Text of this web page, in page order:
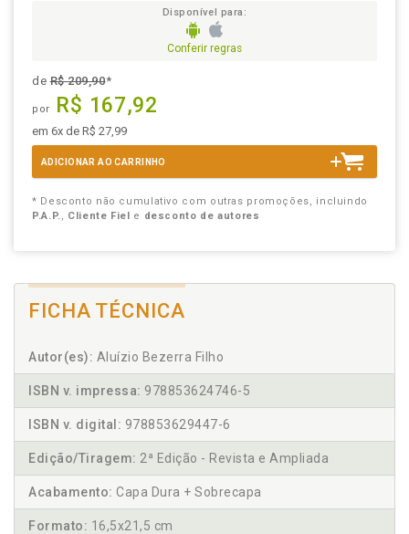
Disponível para:
Conferir regras
deR$ 209,90*
por R$ 167,92
em 6x de R$ 27,99
ADICIONAR AO CARRINHO
* Desconto não cumulativo com outras promoções, incluindo
P.A.P., Cliente Fiel e desconto de autores
FICHA TÉCNICA
Autor(es): Aluízio Bezerra Filho
ISBN v. impressa: 978853624746-5
ISBN v. digital: 978853629447-6
Edição/Tiragem: 2ª Edição - Revista e Ampliada
Acabamento: Capa Dura + Sobrecapa
Formato: 16,5x21,5 cm